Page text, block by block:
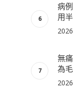
病
用
無
為